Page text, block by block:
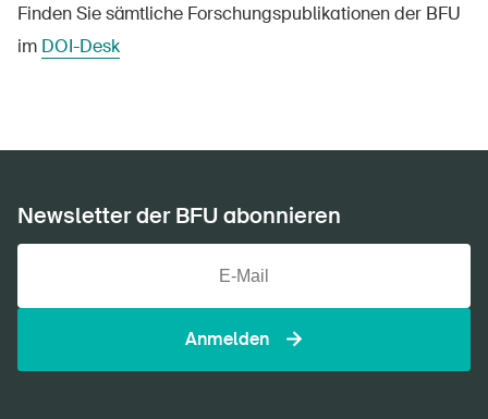
Finden Sie sämtliche Forschungspublikationen der BFU
im DOI-Desk
Newsletter der BFU abonnieren
Anmelden